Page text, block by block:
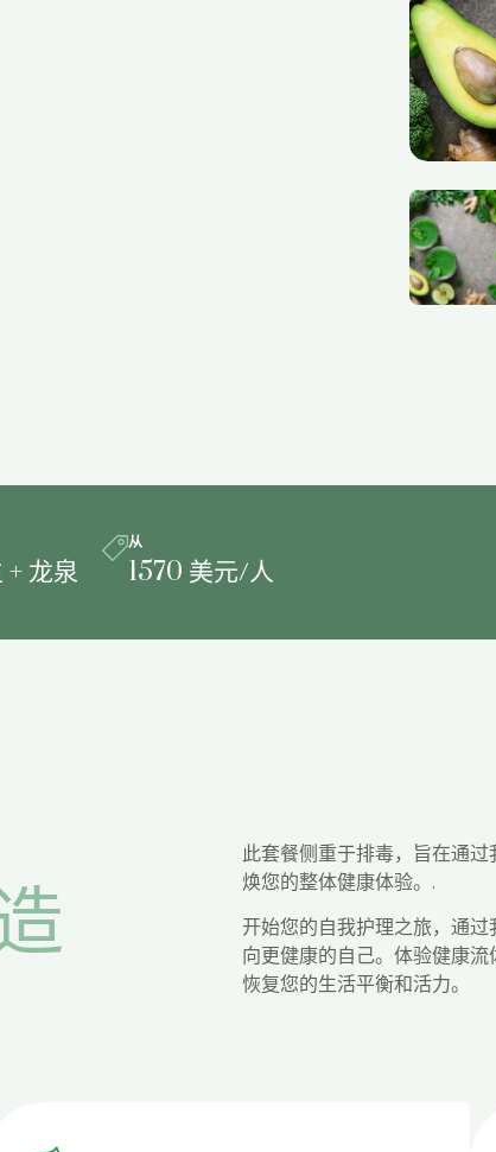
+ 龙泉
从
1570 美元/人
此套餐侧重于排毒，旨在通
焕您的整体健康体验。.
开始您的自我护理之旅，通
向更健康的自己。体验健康
恢复您的生活平衡和活力。